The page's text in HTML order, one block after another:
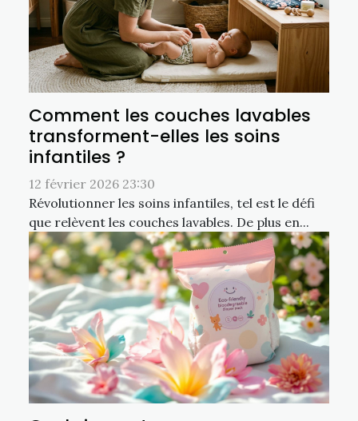
Comment les couches lavables
transforment-elles les soins
infantiles ?
12 février 2026 23:30
Révolutionner les soins infantiles, tel est le défi
que relèvent les couches lavables. De plus en...